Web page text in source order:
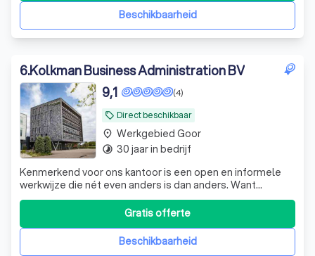
professioneel handled.Beschikbaarheid
6.Kolkman Business Administration BV
local_offer Direct beschikbaar
(4)
9,1
Kenmerkend voor ons kantoor is een open en informele
werkwijze die nét even anders is dan anders. Want
natuurlijk hebben we een grote liefde voor cijfers, houden
we van slim, innovatief boekhouden en nemen we graag
een duik in jouw financiën. Maar dat zorgt er niet voor dat jij
met smart zit te wachBeschikbaarheid
Gratis offerte
place Werkgebied Goor
timelapse 30 jaar in bedrijf